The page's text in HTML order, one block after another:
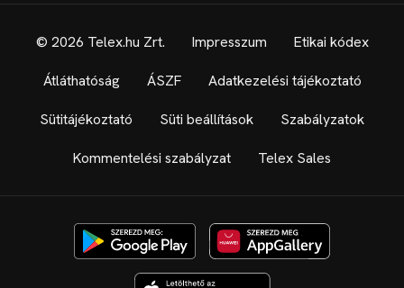
© 2026 Telex.hu Zrt. Impresszum Etikai kódex
Átláthatóság ÁSZF Adatkezelési tájékoztató
Sütitájékoztató Süti beállítások Szabályzatok
Kommentelési szabályzat Telex Sales